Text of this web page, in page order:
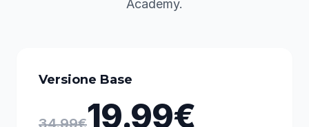
Academy.
Versione Base
34.99€19.99€